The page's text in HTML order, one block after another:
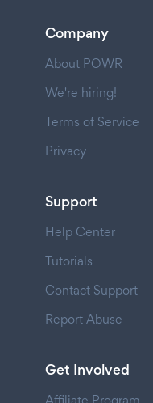
Company
About POWR
We're hiring!
Terms of Service
Privacy
Support
Help Center
Tutorials
Contact Support
Report Abuse
Get Involved